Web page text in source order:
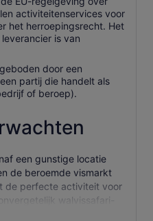
activiteitenservices voor
het herroepingsrecht. Het
is van
door een
partij die handelt als
of beroep).
een gunstige locatie
de beroemde vismarkt
de perfecte activiteit voor
walvissafari-
de Stille Oceaan zich